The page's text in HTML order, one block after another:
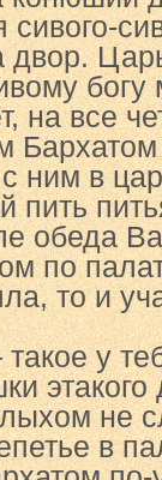
сивого-
двор.
на все
ним в
пить
обеда
по
то и
у
не
в